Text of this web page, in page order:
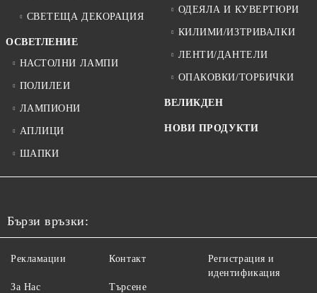
СВЕТЕЩА ДЕКОРАЦИЯ
ОСВЕТЛЕНИЕ
НАСТОЛНИ ЛАМПИ
ПОЛИЛЕИ
ЛАМПИОНИ
АПЛИЦИ
ШАПКИ
ОДЕЯЛА И КУВЕРТЮРИ
КИЛИМИ/ИЗТРИВАЛКИ
ЛЕНТИ/ДАНТЕЛИ
ОПАКОВКИ/ТОРБИЧКИ
ВЕЛИКДЕН
НОВИ ПРОДУКТИ
Бързи връзки:
Рекламации
За Нас
Контакт
Търсене
Регистрация и
идентификация